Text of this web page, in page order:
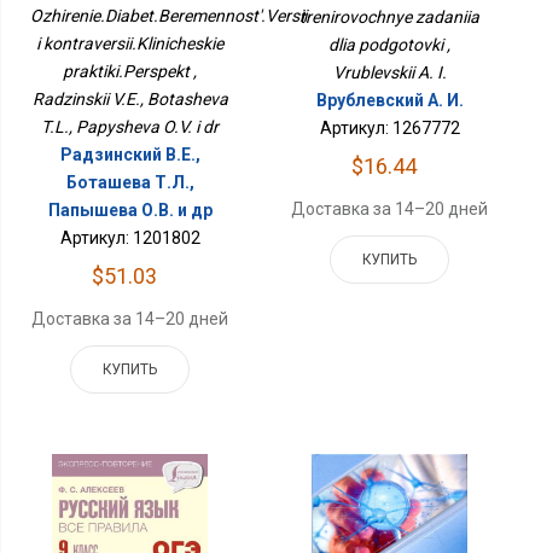
Контраверсии.Клинические
Ozhirenie.Diabet.Beremennost'.Versii
i kontraversii.Klinicheskie
praktiki.Perspekt ,
Radzinskii V.E., Botasheva
T.L., Papysheva O.V. i dr
Радзинский В.Е.,
Боташева Т.Л.,
Папышева О.В. и др
Артикул: 1201802
$51.03
Доставка за 14–20 дней
КУПИТЬ
trenirovochnye zadaniia
dlia podgotovki ,
Vrublevskii A. I.
Врублевский А. И.
Артикул: 1267772
$16.44
Доставка за 14–20 дней
КУПИТЬ